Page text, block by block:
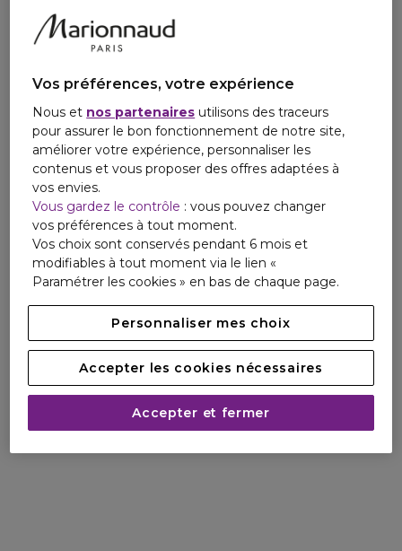
Vos préférences, votre expérience
Nous et nos partenaires utilisons des traceurs
pour assurer le bon fonctionnement de notre site,
améliorer votre expérience, personnaliser les
contenus et vous proposer des offres adaptées à
vos envies.
Vous gardez le contrôle : vous pouvez changer
vos préférences à tout moment.
Vos choix sont conservés pendant 6 mois et
modifiables à tout moment via le lien «
Paramétrer les cookies » en bas de chaque page.
Personnaliser mes choix
Accepter les cookies nécessaires
Accepter et fermer